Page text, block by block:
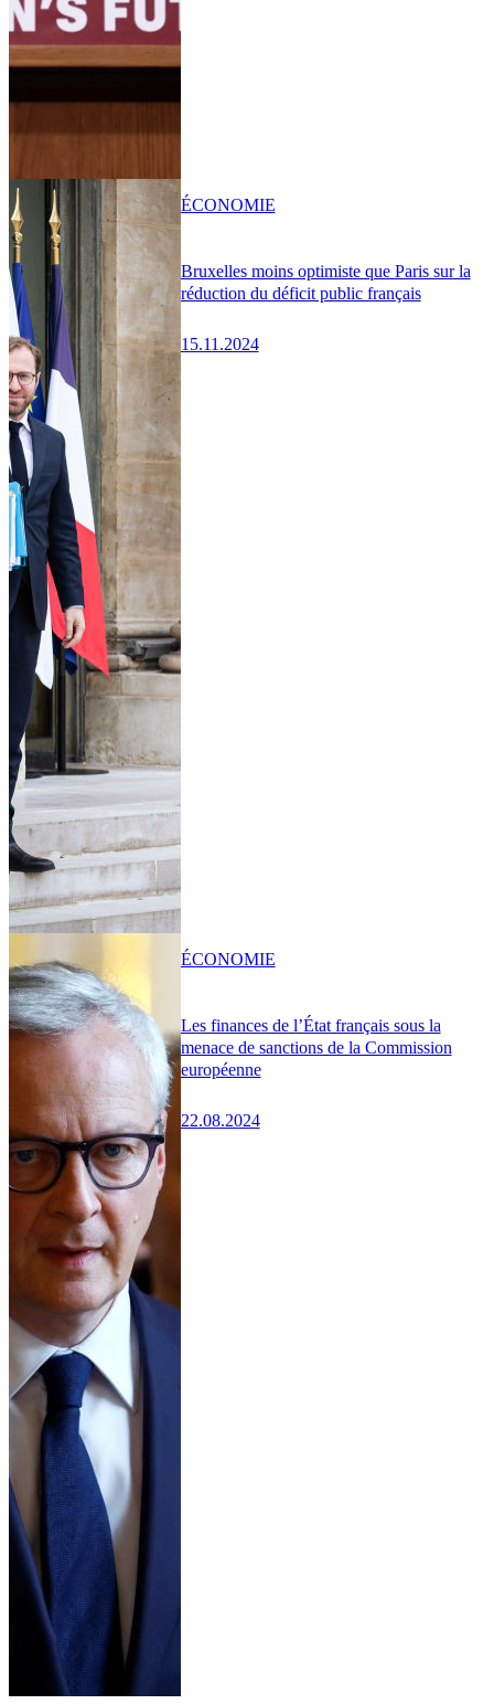
Bruxelles moins optimiste que Paris sur la
réduction du déficit public français
15.11.2024
ÉCONOMIE
Les finances de l’État français sous la
menace de sanctions de la Commission
européenne
22.08.2024
ÉCONOMIE